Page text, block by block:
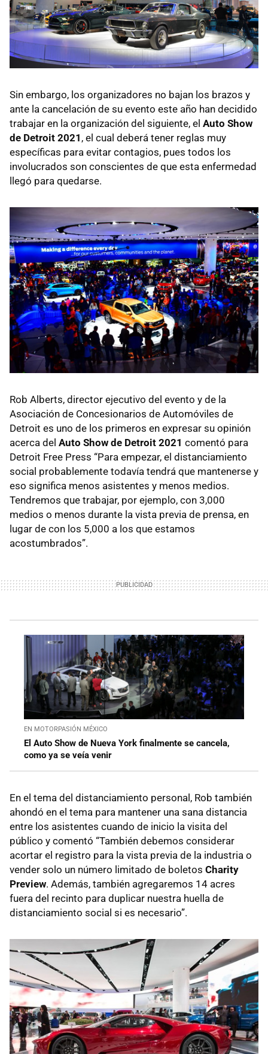
Sin embargo, los organizadores no bajan los brazos y
ante la cancelación de su evento este año han decidido
trabajar en la organización del siguiente, el Auto Show
de Detroit 2021 , el cual deberá tener reglas muy
específicas para evitar contagios, pues todos los
involucrados son conscientes de que esta enfermedad
llegó para quedarse.
Rob Alberts, director ejecutivo del evento y de la
Asociación de Concesionarios de Automóviles de
Detroit es uno de los primeros en expresar su opinión
acerca del Auto Show de Detroit 2021 comentó para
Detroit Free Press “Para empezar, el distanciamiento
social probablemente todavía tendrá que mantenerse y
eso significa menos asistentes y menos medios.
Tendremos que trabajar, por ejemplo, con 3,000
medios o menos durante la vista previa de prensa, en
lugar de con los 5,000 a los que estamos
acostumbrados”.
EN MOTORPASIÓN MÉXICO
El Auto Show de Nueva York finalmente se cancela,
como ya se veía venir
En el tema del distanciamiento personal, Rob también
ahondó en el tema para mantener una sana distancia
entre los asistentes cuando de inicio la visita del
público y comentó “También debemos considerar
acortar el registro para la vista previa de la industria o
vender solo un número limitado de boletos Charity
Preview. Además, también agregaremos 14 acres
fuera del recinto para duplicar nuestra huella de
distanciamiento social si es necesario”.